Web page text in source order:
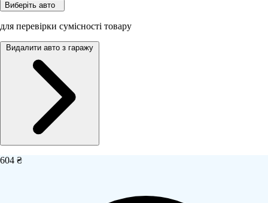
Виберіть авто
для перевірки сумісності товару
Видалити авто з гаражу
604 ₴